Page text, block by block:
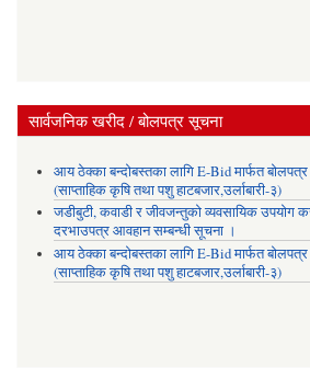
सार्वजनिक खरीद / बोलपत्र सूचना
आय ठेक्का बन्दोबस्तका लागि E-Bid मार्फत
(साप्ताहिक कृषि तथा पशु हाटबजार,उर्लाबारी-३)
जडीबुटी, कवाडी र जीवजन्तुको व्यवसायिक उपयोग
दरभाउपत्र आवहान सम्बन्धी सूचना ।
आय ठेक्का बन्दोबस्तका लागि E-Bid मार्फत
(साप्ताहिक कृषि तथा पशु हाटबजार,उर्लाबारी-३)